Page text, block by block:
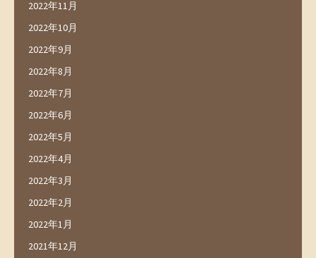
2022年11月
2022年10月
2022年9月
2022年8月
2022年7月
2022年6月
2022年5月
2022年4月
2022年3月
2022年2月
2022年1月
2021年12月